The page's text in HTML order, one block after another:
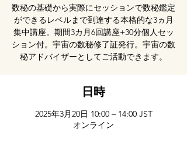
数秘の基礎から実際にセッションで数秘鑑定
ができるレベルまで到達する本格的な3ヵ月
集中講座。期間3カ月6回講座+30分個人セッ
ション付。宇宙の数秘修了証発行。宇宙の数
秘アドバイザーとしてご活動できます。
日時
2025年3月20日 10:00 – 14:00 JST
オンライン